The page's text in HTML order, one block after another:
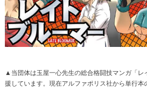
▲当団体は玉屋一心先生の総合格闘技マンガ「レ
援しています。現在アルファポリス社から単行本